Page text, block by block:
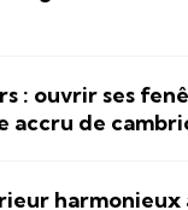
: ouvrir ses
accru de
harmonieux